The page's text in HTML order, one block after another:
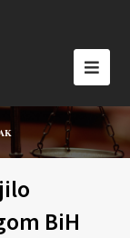
BiH